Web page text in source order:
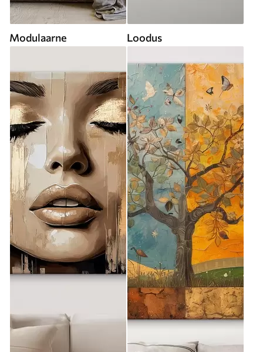
Modulaarne Loodus